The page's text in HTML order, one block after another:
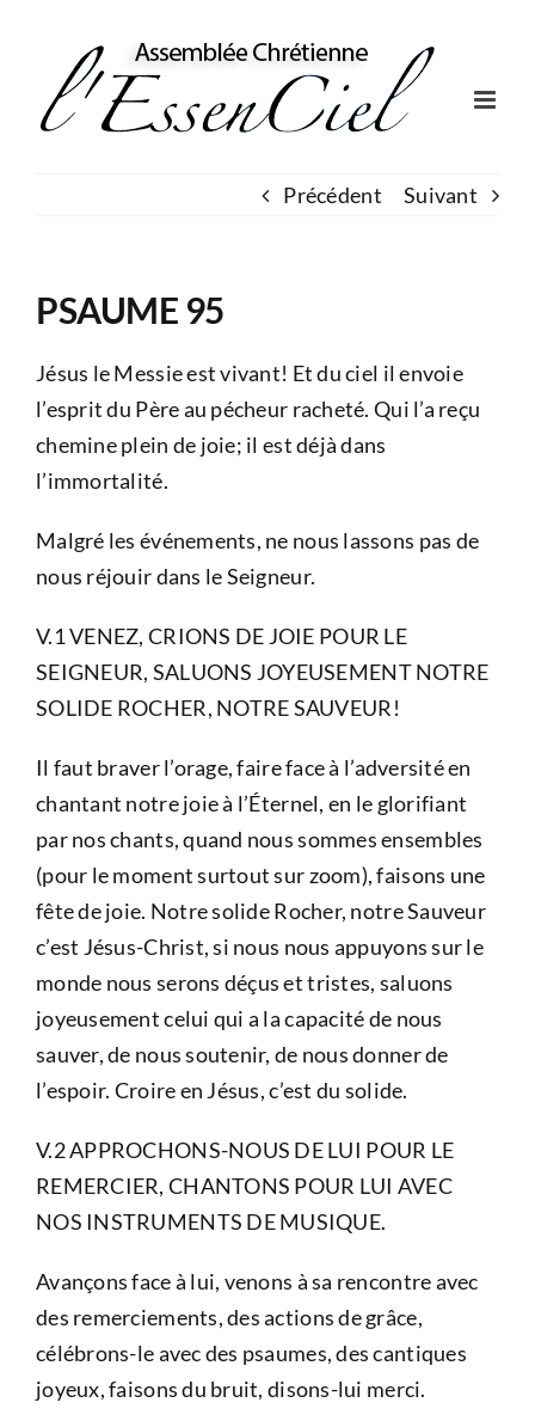
content
Précédent Suivant
PSAUME 95
Jésus le Messie est vivant! Et du ciel il envoie
l’esprit du Père au pécheur racheté. Qui l’a reçu
chemine plein de joie; il est déjà dans
l’immortalité.
Malgré les événements, ne nous lassons pas de
nous réjouir dans le Seigneur.
V.1 VENEZ, CRIONS DE JOIE POUR LE
SEIGNEUR, SALUONS JOYEUSEMENT NOTRE
SOLIDE ROCHER, NOTRE SAUVEUR!
Il faut braver l’orage, faire face à l’adversité en
chantant notre joie à l’Éternel, en le glorifiant
par nos chants, quand nous sommes ensembles
(pour le moment surtout sur zoom), faisons une
fête de joie. Notre solide Rocher, notre Sauveur
c’est Jésus-Christ, si nous nous appuyons sur le
monde nous serons déçus et tristes, saluons
joyeusement celui qui a la capacité de nous
sauver, de nous soutenir, de nous donner de
l’espoir. Croire en Jésus, c’est du solide.
V.2 APPROCHONS-NOUS DE LUI POUR LE
REMERCIER, CHANTONS POUR LUI AVEC
NOS INSTRUMENTS DE MUSIQUE.
Avançons face à lui, venons à sa rencontre avec
des remerciements, des actions de grâce,
célébrons-le avec des psaumes, des cantiques
joyeux, faisons du bruit, disons-lui merci.